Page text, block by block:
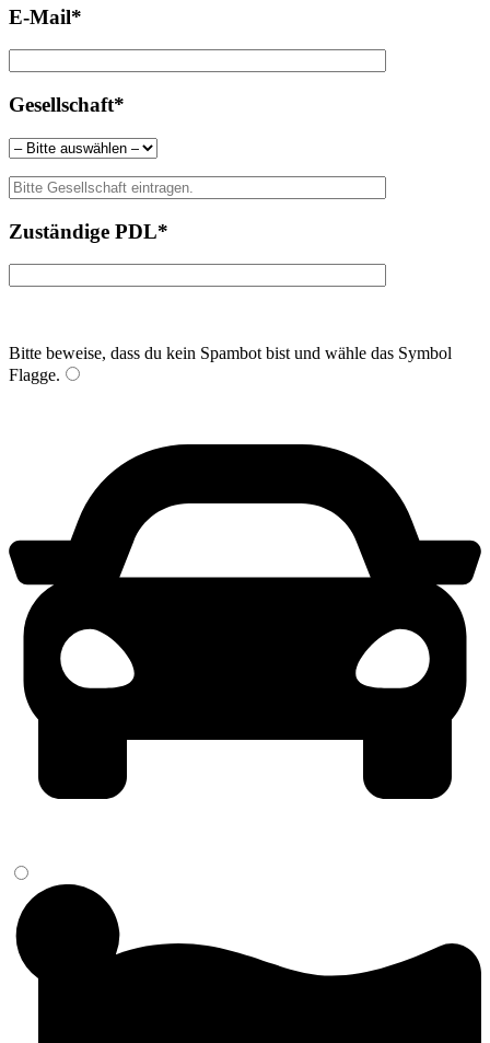
E-Mail*
Gesellschaft*
Zuständige PDL*
Bitte beweise, dass du kein Spambot bist und wähle das Symbol
Flagge.